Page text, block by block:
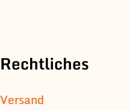
Rechtliches
Versand